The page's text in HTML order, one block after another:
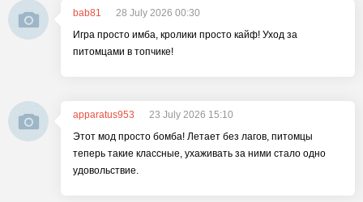
bab81
28 July 2026 00:30
Игра просто имба, кролики просто кайф! Уход за
питомцами в топчике!
apparatus953
23 July 2026 15:10
Этот мод просто бомба! Летает без лагов, питомцы
теперь такие классные, ухаживать за ними стало одно
удовольствие.